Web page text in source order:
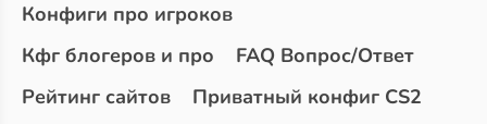
Конфиги про игроков
Кфг блогеров и про
FAQ Вопрос/Ответ
Рейтинг сайтов
Приватный конфиг CS2